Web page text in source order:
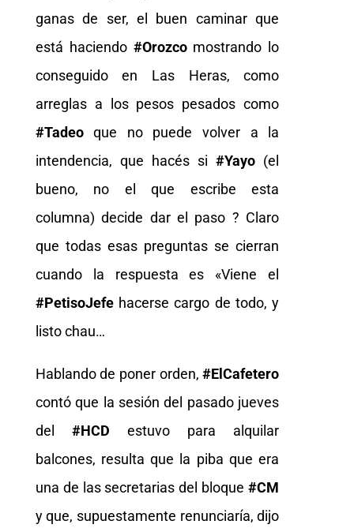
ganas de ser, el buen caminar que
está haciendo #Orozcomostrando lo
conseguido en Las Heras, como
arreglas a los pesos pesados como
#Tadeoque no puede volver a la
intendencia, que hacés si#Yayo (el
bueno, no el que escribe esta
columna) decide dar el paso ? Claro
que todas esas preguntas se cierran
cuando la respuesta es «Viene el
#PetisoJefehacerse cargo de todo, y
listo chau…
Hablando de poner orden,#ElCafetero
contó que la sesión del pasado jueves
del #HCDestuvo para alquilar
balcones, resulta que la piba que era
una de las secretarias del bloque#CM
y que, supuestamente renunciaría, dijo